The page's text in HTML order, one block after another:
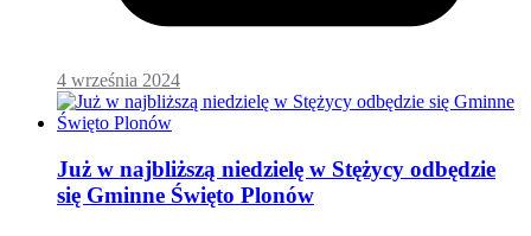
4 września 2024
Już w najbliższą niedzielę w Stężycy odbędzie
się Gminne Święto Plonów